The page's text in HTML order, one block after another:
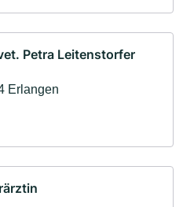
Petra Leitenstorfer
Erlangen